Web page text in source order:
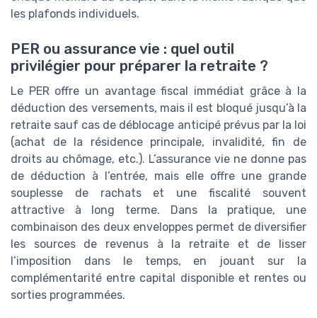
les plafonds individuels.
PER ou assurance vie : quel outil
privilégier pour préparer la retraite ?
Le PER offre un avantage fiscal immédiat grâce à la
déduction des versements, mais il est bloqué jusqu’à la
retraite sauf cas de déblocage anticipé prévus par la loi
(achat de la résidence principale, invalidité, fin de
droits au chômage, etc.). L’assurance vie ne donne pas
de déduction à l’entrée, mais elle offre une grande
souplesse de rachats et une fiscalité souvent
attractive à long terme. Dans la pratique, une
combinaison des deux enveloppes permet de diversifier
les sources de revenus à la retraite et de lisser
l’imposition dans le temps, en jouant sur la
complémentarité entre capital disponible et rentes ou
sorties programmées.